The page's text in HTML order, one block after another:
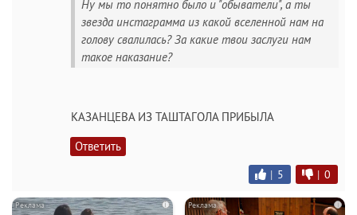
Ну мы то понятно было и "обыватели", а ты
звезда инстаграмма из какой вселенной нам на
голову свалилась? За какие твои заслуги нам
такое наказание?
КАЗАНЦЕВА ИЗ ТАШТАГОЛА ПРИБЫЛА
Ответить
| 5 | 0
i i